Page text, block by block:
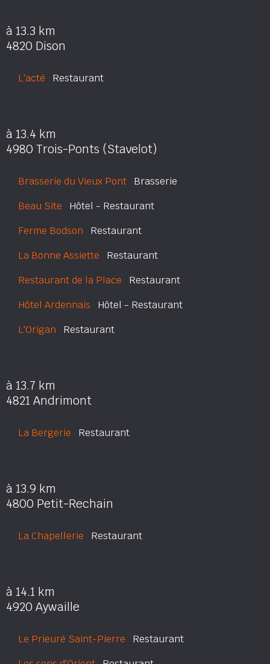
à 13.3 km
4820 Dison
L'acté Restaurant
à 13.4 km
4980 Trois-Ponts (Stavelot)
Brasserie du Vieux Pont Brasserie
Beau Site Hôtel - Restaurant
Ferme Bodson Restaurant
La Bonne Assiette Restaurant
Restaurant de la Place Restaurant
Hôtel Ardennais Hôtel - Restaurant
L'Origan Restaurant
à 13.7 km
4821 Andrimont
La Bergerie Restaurant
à 13.9 km
4800 Petit-Rechain
La Chapellerie Restaurant
à 14.1 km
4920 Aywaille
Le Prieuré Saint-Pierre Restaurant